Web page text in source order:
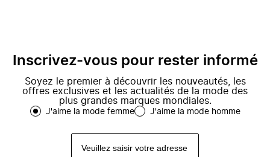
Inscrivez-vous pour rester informé
Soyez le premier à découvrir les nouveautés, les
offres exclusives et les actualités de la mode des
plus grandes marques mondiales.
J'aime la mode femme J'aime la mode homme